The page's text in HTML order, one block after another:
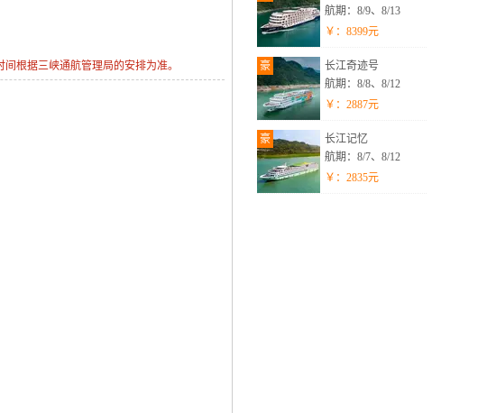
根据三峡通航管理局的安排为准。
航期：8/9、8/13
￥： 8399元
长江奇迹号
航期：8/8、8/12
￥： 2887元
豪
长江记忆
航期：8/7、8/12
￥： 2835元
豪